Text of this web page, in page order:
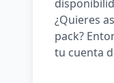
¿Quieres
pack?
tu cuenta